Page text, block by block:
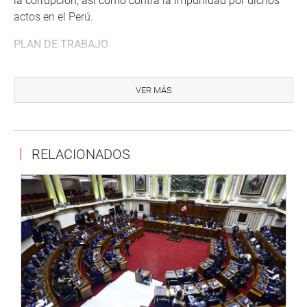
actos en el Perú.
PLAN DE TRABAJO
unanimidad (16 votos), el Plan de Trabajo para el periodo
anual de sesiones 2024-2025, herramienta orientadora
correctamente las labores legislativas, de control político
“Este documento representa el compromiso del trabajo de
todos los integrantes de la comisión, para atender de
manera oportuna, ordenada y prioritaria las proposiciones
y demandas que permitan alcanzar los objetivos
propuestos”, refirió Obando Morgan.
LIGAS DE AMISTAD
VER MÁS
RELACIONADOS